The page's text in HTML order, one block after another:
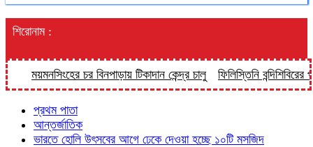
শিরোনাম :
ময়মনসিংহের চর বিনপাড়ায় টিকাদান কেন্দ্র চালু ফিলিস্তিনি বন্দিশিবিরের
প্রথম পাতা
আন্তর্জাতিক
ভারতে হোলি উৎসবের আগে ঢেকে দেওয়া হচ্ছে ১০টি মসজিদ